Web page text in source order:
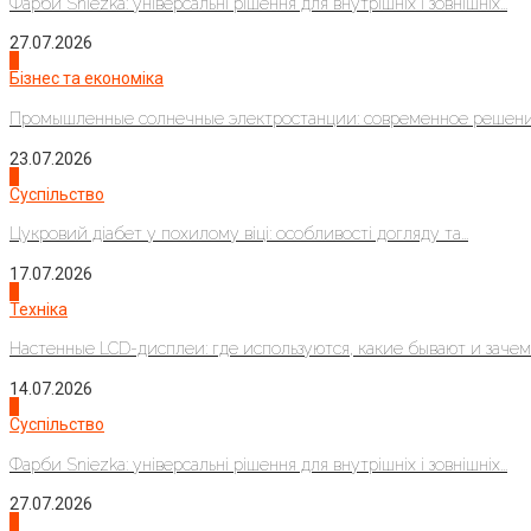
27.07.2026
Бізнес та економіка
Промышленные солнечные электростанции: современное
23.07.2026
Суспільство
Цукровий діабет у похилому віці: особливості догляду та...
17.07.2026
Техніка
Настенные LCD-дисплеи: где используются, какие бывают и
14.07.2026
Суспільство
Фарби Sniezka: універсальні рішення для внутрішніх і зовнішніх...
27.07.2026